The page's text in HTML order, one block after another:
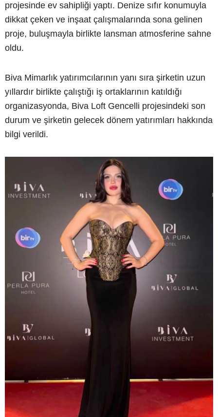
projesinde ev sahipliği yaptı. Denize sıfır konumuyla
dikkat çeken ve inşaat çalışmalarında sona gelinen
proje, buluşmayla birlikte lansman atmosferine sahne
oldu.
Biva Mimarlık yatırımcılarının yanı sıra şirketin uzun
yıllardır birlikte çalıştığı iş ortaklarının katıldığı
organizasyonda, Biva Loft Gencelli projesindeki son
durum ve şirketin gelecek dönem yatırımları hakkında
bilgi verildi.